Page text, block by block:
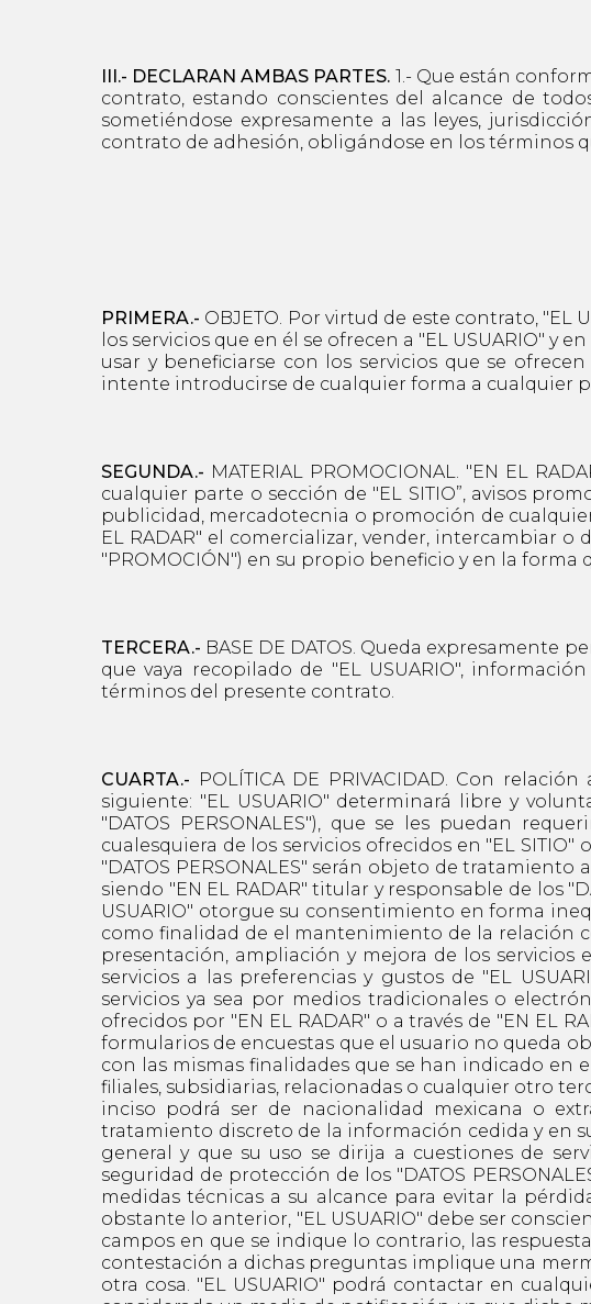
III.- DECLARAN AMBAS PARTES. 1.- Que están
contrato, estando conscientes del alcance de
sometiéndose expresamente a las leyes,
contrato de adhesión, obligándose en los términos
PRIMERA.- OBJETO. Por virtud de este contrato, "EL
los servicios que en él se ofrecen a "EL USUARIO"
usar y beneficiarse con los servicios que se
intente introducirse de cualquier forma a cualquier
SEGUNDA.- MATERIAL PROMOCIONAL. "EN EL
cualquier parte o sección de "EL SITIO”, avisos
publicidad, mercadotecnia o promoción de
EL RADAR" el comercializar, vender, intercambiar
"PROMOCIÓN") en su propio beneficio y en la forma
TERCERA.- BASE DE DATOS. Queda expresamente
que vaya recopilado de "EL USUARIO",
términos del presente contrato.
CUARTA.- POLÍTICA DE PRIVACIDAD. Con
siguiente: "EL USUARIO" determinará libre y
"DATOS PERSONALES"), que se les puedan
cualesquiera de los servicios ofrecidos en "EL SITIO"
"DATOS PERSONALES" serán objeto de
siendo "EN EL RADAR" titular y responsable de los
USUARIO" otorgue su consentimiento en forma
como finalidad de el mantenimiento de la relación
presentación, ampliación y mejora de los servicios
servicios a las preferencias y gustos de "EL
servicios ya sea por medios tradicionales o
ofrecidos por "EN EL RADAR" o a través de "EN EL
formularios de encuestas que el usuario no queda
con las mismas finalidades que se han indicado en
filiales, subsidiarias, relacionadas o cualquier otro
inciso podrá ser de nacionalidad mexicana o
tratamiento discreto de la información cedida y en
general y que su uso se dirija a cuestiones de
seguridad de protección de los "DATOS
medidas técnicas a su alcance para evitar la
obstante lo anterior, "EL USUARIO" debe ser
campos en que se indique lo contrario, las
contestación a dichas preguntas implique una
otra cosa. "EL USUARIO" podrá contactar en